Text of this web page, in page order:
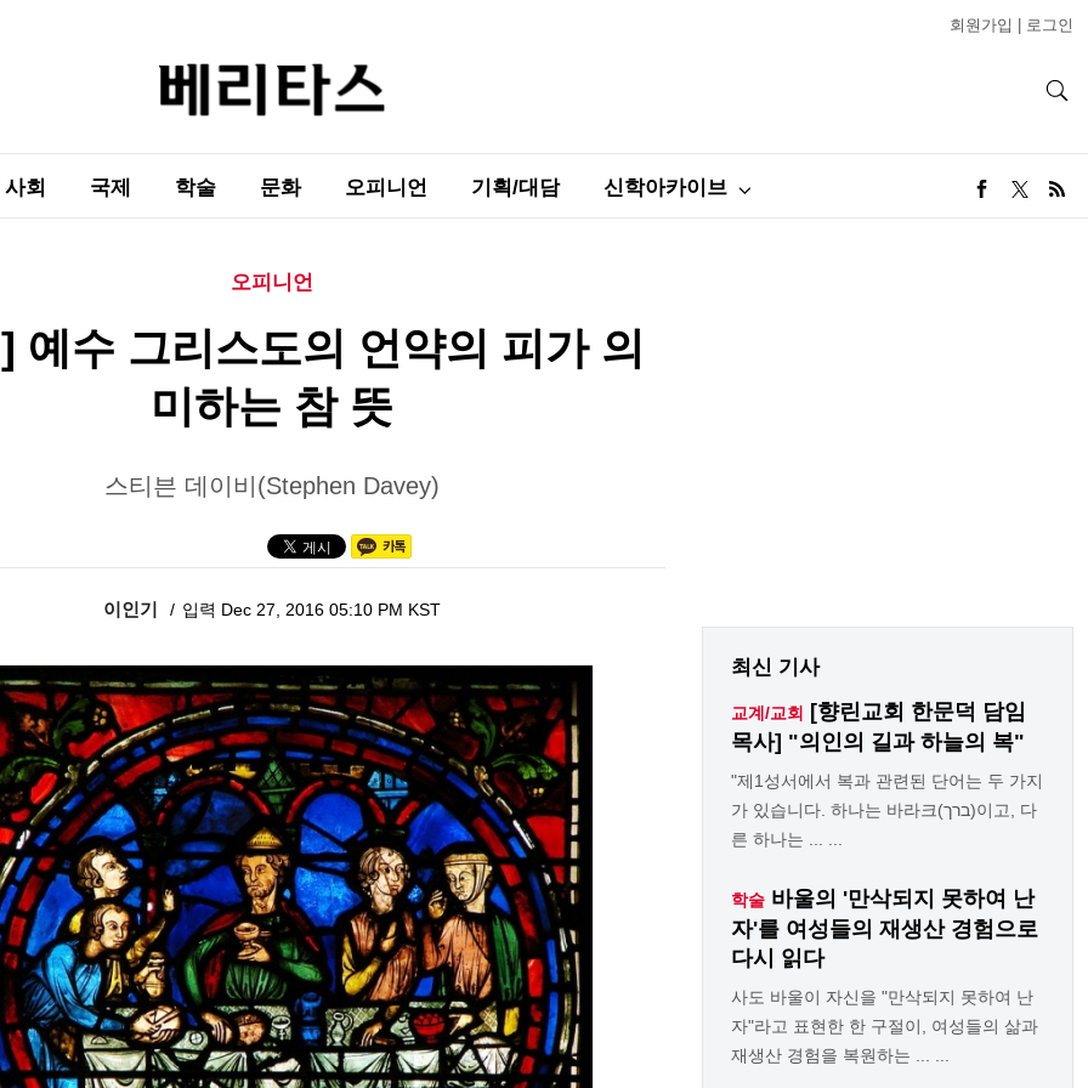
회원가입 로그인
사회 국제 학술 문화 오피니언 기획/대담 신학아카이브
오피니언
예수 그리스도의 언약의 피가 의
미하는 참 뜻
스티븐 데이비(Stephen Davey)
이인기 입력 Dec 27, 2016 05:10 PM KST
최신 기사
교계/교회
[향린교회 한문덕 담임
목사] "의인의 길과 하늘의 복"
"제1성서에서 복과 관련된 단어는 두 가지
가 있습니다. 하나는 바라크(ברך)이고, 다
른 하나는 ... ...
학술 바울의 '만삭되지 못하여 난
자'를 여성들의 재생산 경험으로
다시 읽다
사도 바울이 자신을 "만삭되지 못하여 난
자"라고 표현한 한 구절이, 여성들의 삶과
재생산 경험을 복원하는 ... ...